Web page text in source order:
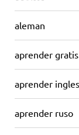
aleman
aprender gratis
aprender
aprender ruso